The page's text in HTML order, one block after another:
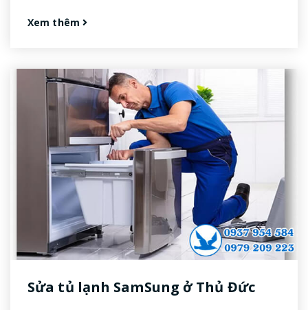
Xem thêm
Sửa tủ lạnh SamSung ở Thủ Đức